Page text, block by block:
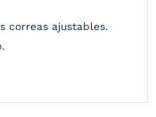
correas ajustables.